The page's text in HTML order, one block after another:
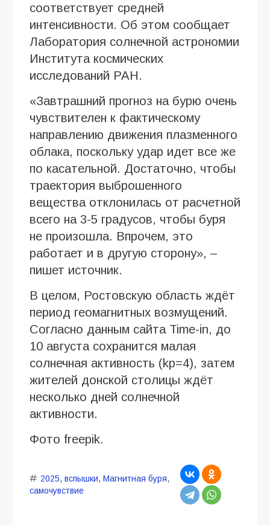
соответствует средней
интенсивности. Об этом сообщает
Лаборатория солнечной астрономии
Института космических
исследований РАН.
«Завтрашний прогноз на бурю очень
чувствителен к фактическому
направлению движения плазменного
облака, поскольку удар идет все же
по касательной. Достаточно, чтобы
траектория выброшенного
вещества отклонилась от расчетной
всего на 3-5 градусов, чтобы буря
не произошла. Впрочем, это
работает и в другую сторону», –
пишет источник.
В целом, Ростовскую область ждёт
период геомагнитных возмущений.
Согласно данным сайта Time-in, до
10 августа сохранится малая
солнечная активность (kp=4), затем
жителей донской столицы ждёт
несколько дней солнечной
активности.
Фото freepik.
2025, вспышки, Магнитная буря,
самочувствие